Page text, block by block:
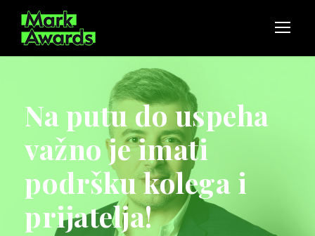
Na putu do uspeha
važno je imati
podršku kolega i
prijatelja!